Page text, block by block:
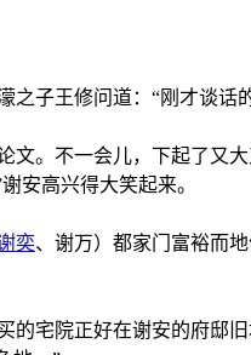
子王修问道：“刚才谈
。不一会儿，下起了又
安高兴得大笑起来。
奕、谢万）都家门富裕而
的宅院正好在谢安的府邸